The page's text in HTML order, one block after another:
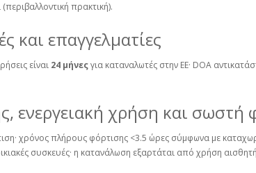
πρακτική).
και επαγγελματίες
είναι 24 μήνεςγια καταναλωτές στην ΕΕ· DOA
ενεργειακή χρήση και σωστή
χρόνος πλήρους φόρτισης <3.5 ώρες σύμφωνα με
συσκευές· η κατανάλωση εξαρτάται από χρήση